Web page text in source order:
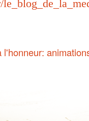
l'honneur: